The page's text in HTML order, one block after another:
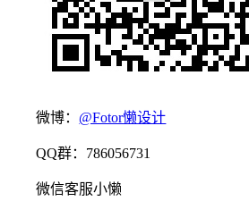
微博： @Fotor懒设计
QQ群：786056731
微信客服小懒